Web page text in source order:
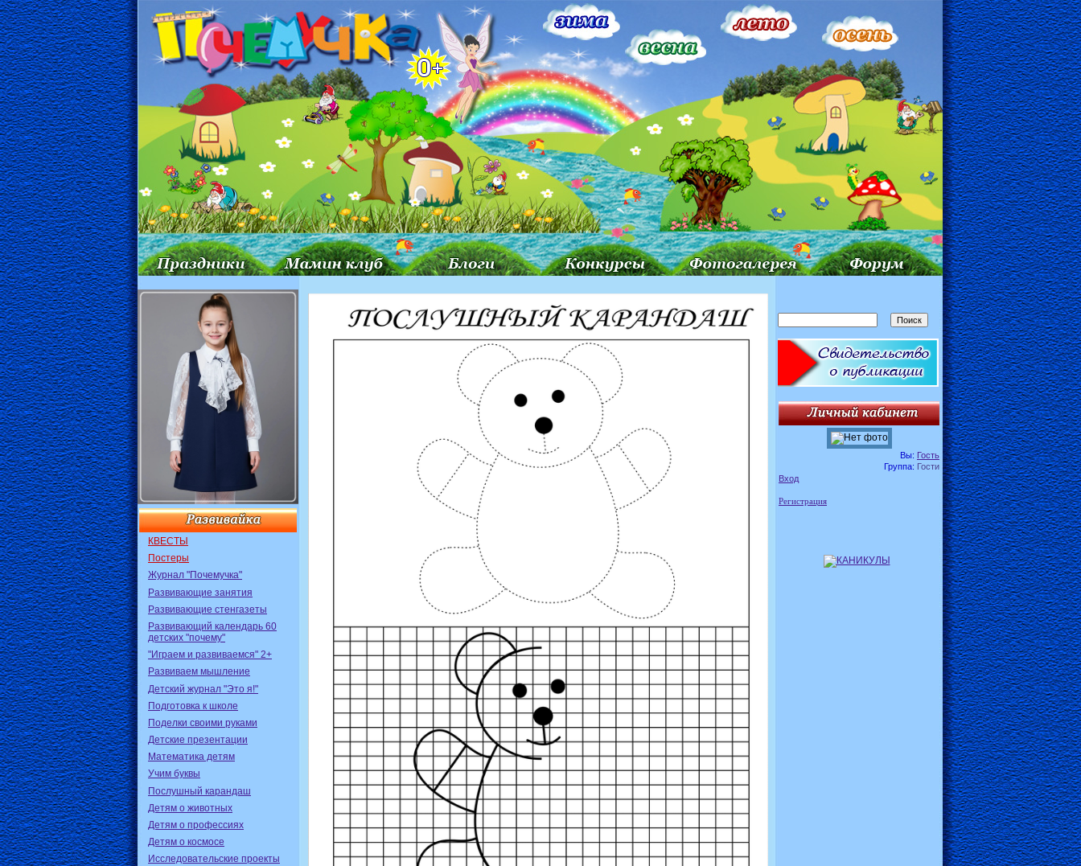
КВЕСТЫ
Постеры
Журнал "Почемучка"
Развивающие занятия
Развивающие стенгазеты
Развивающий календарь 60
детских "почему"
"Играем и развиваемся" 2+
Развиваем мышление
Детский журнал "Это я!"
Подготовка к школе
Поделки своими руками
Детские презентации
Математика детям
Учим буквы
Послушный карандаш
Детям о животных
Детям о профессиях
Детям о космосе
Исследовательские проекты
Вы: Гость
Группа: Гости
Вход
Регистрация